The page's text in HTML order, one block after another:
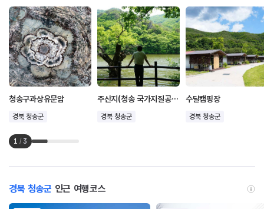
청송구과상유문암
경북 청송군
주산지(청송 국가지질공원)
경북 청송군
수달캠핑장
경북 청송군
1 / 3
경북 청송군 인근 여행코스